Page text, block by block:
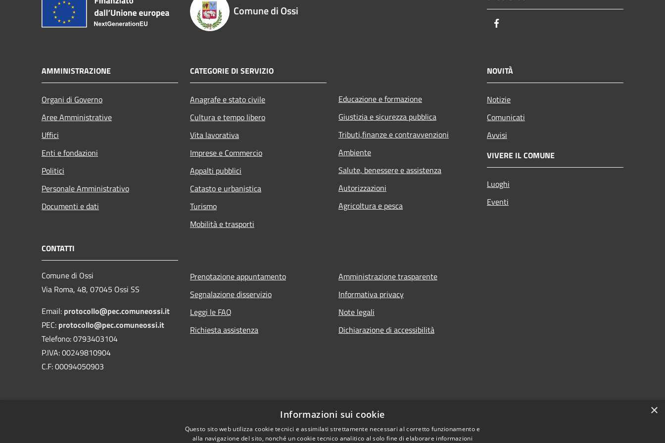
Comune di Ossi
AMMINISTRAZIONE
Organi di Governo
Aree Amministrative
Uffici
Enti e fondazioni
Politici
Personale Amministrativo
Documenti e dati
CATEGORIE DI SERVIZIO
Anagrafe e stato civile
Cultura e tempo libero
Vita lavorativa
Imprese e Commercio
Appalti pubblici
Catasto e urbanistica
Turismo
Mobilità e trasporti
Educazione e formazione
Giustizia e sicurezza pubblica
Tributi,finanze e contravvenzioni
Ambiente
Salute, benessere e assistenza
Autorizzazioni
Agricoltura e pesca
NOVITÀ
Notizie
Comunicati
Avvisi
VIVERE IL COMUNE
Luoghi
Eventi
CONTATTI
Comune di Ossi
Via Roma, 48, 07045 Ossi SS
Email: protocollo@pec.comuneossi.it
PEC: protocollo@pec.comuneossi.it
Telefono: 0793403104
P.IVA: 00249810904
C.F: 00094050903
Prenotazione appuntamento
Segnalazione disservizio
Leggi le FAQ
Richiesta assistenza
Amministrazione trasparente
Informativa privacy
Note legali
Dichiarazione di accessibilità
×
Informazioni sui cookie
Questo sito web utilizza cookie tecnici e assimilati strettamente necessari al corretto funzionamento e
alla navigazione del sito, nonché un cookie tecnico analitico al solo fine di elaborare informazioni